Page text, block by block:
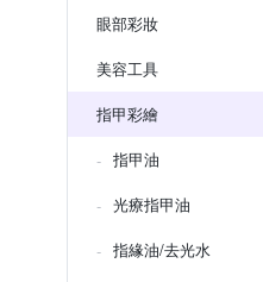
眼部彩妝
美容工具
指甲彩繪
指甲油
光療指甲油
指緣油/去光水